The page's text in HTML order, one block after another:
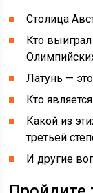
Столица
Кто
Латунь —
Кто
Какой из
третьей
И другие